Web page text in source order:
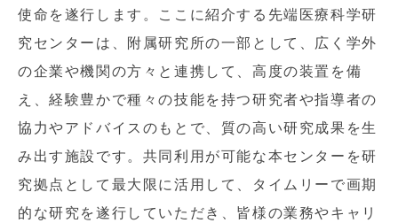
使命を遂行します。ここに紹介する先端医療科学研
究センターは、附属研究所の一部として、広く学外
の企業や機関の方々と連携して、高度の装置を備
え、経験豊かで種々の技能を持つ研究者や指導者の
協力やアドバイスのもとで、質の高い研究成果を生
み出す施設です。共同利用が可能な本センターを研
究拠点として最大限に活用して、タイムリーで画期
的な研究を遂行していただき、皆様の業務やキャリ